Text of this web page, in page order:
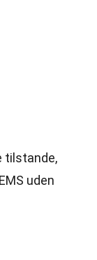
tilstande,
uden